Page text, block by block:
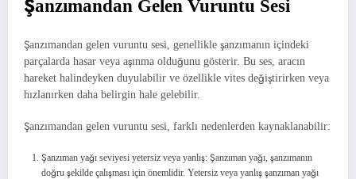
Şanzımandan Gelen Vuruntu Sesi
Şanzımandan gelen vuruntu sesi, genellikle şanzımanın içindeki
parçalarda hasar veya aşınma olduğunu gösterir. Bu ses, aracın
hareket halindeyken duyulabilir ve özellikle vites değiştirirken veya
hızlanırken daha belirgin hale gelebilir.
Şanzımandan gelen vuruntu sesi, farklı nedenlerden kaynaklanabilir:
Şanzıman yağı seviyesi yetersiz veya yanlış: Şanzıman yağı, şanzımanın
doğru şekilde çalışması için önemlidir. Yetersiz veya yanlış şanzıman yağı